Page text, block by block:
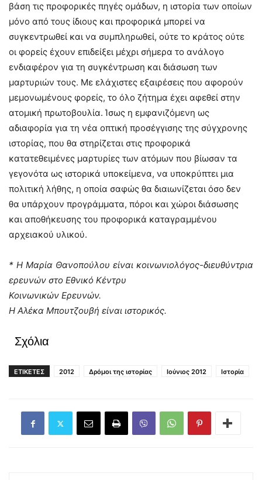
βάση τις προφορικές πηγές ομάδων, η ιστορία των οποίων
μόνο από τους ίδιους και προφορικά μπορεί να
συγκεντρωθεί και να συμπληρωθεί, ούτε το κράτος ούτε
οι φορείς έχουν επιδείξει μέχρι σήμερα το ανάλογο
ενδιαφέρον για τη συγκέντρωση και διάσωση των
μαρτυριών τους. Με ελάχιστες εξαιρέσεις που αφορούν
μεμονωμένους φορείς, το όλο ζήτημα έχει αφεθεί στην
ατομική πρωτοβουλία. Ίσως η εμφανιζόμενη ως
αδιαφορία για τη νέα οπτική προσέγγισης της σύγχρονης
ιστορίας, που θα στηρίζεται στις προφορικά
κατατεθειμένες μαρτυρίες των ατόμων που βίωσαν τα
γεγονότα ως ιστορικά υποκείμενα, να υποκρύπτει μια
πολιτική λήθης, η οποία σαφώς θα διαιωνίζεται όσο δεν
θα υπάρχουν προγράμματα, πόροι και χώροι διάσωσης
και αποθήκευσης του προφορικά καταγραμμένου
αρχειακού υλικού.
* Η Μαρία Θανοπούλου είναι κοινωνιολόγος-διευθύντρια
ερευνών στο Εθνικό Κέντρυ
Κοινωνικών Ερευνών.
Η Αλέκα Μπουτζουβή είναι ιστορικός.
Σχόλια
ΕΤΙΚΕΤΕΣ 2012 Δρόμοι της ιστορίας Ιούνιος 2012 Ιστορία